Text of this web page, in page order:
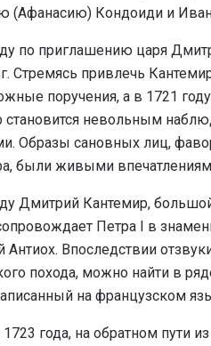
(Афанасию) Кондоиди и
по приглашению царя
Стремясь привлечь
поручения, а в 1721
становится невольным
Образы сановных лиц,
были живыми
Дмитрий Кантемир,
Петра I в
Антиох. Впоследствии
похода, можно найти в
на французском
1723 года, на обратном пути